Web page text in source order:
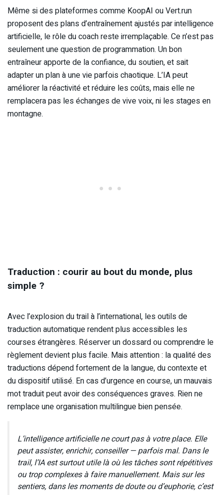
Même si des plateformes comme KoopAI ou Vert.run
proposent des plans d’entraînement ajustés par intelligence
artificielle, le rôle du coach reste irremplaçable. Ce n’est pas
seulement une question de programmation. Un bon
entraîneur apporte de la confiance, du soutien, et sait
adapter un plan à une vie parfois chaotique. L’IA peut
améliorer la réactivité et réduire les coûts, mais elle ne
remplacera pas les échanges de vive voix, ni les stages en
montagne.
Traduction : courir au bout du monde, plus
simple ?
Avec l’explosion du trail à l’international, les outils de
traduction automatique rendent plus accessibles les
courses étrangères. Réserver un dossard ou comprendre le
règlement devient plus facile. Mais attention : la qualité des
traductions dépend fortement de la langue, du contexte et
du dispositif utilisé. En cas d’urgence en course, un mauvais
mot traduit peut avoir des conséquences graves. Rien ne
remplace une organisation multilingue bien pensée.
L’intelligence artificielle ne court pas à votre place. Elle
peut assister, enrichir, conseiller — parfois mal. Dans le
trail, l’IA est surtout utile là où les tâches sont répétitives
ou trop complexes à faire manuellement. Mais sur les
sentiers, dans les moments de doute ou d’euphorie, c’est